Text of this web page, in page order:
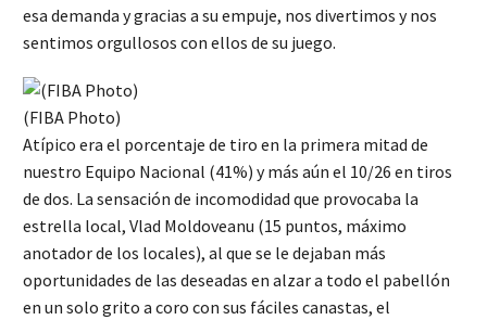
esa demanda y gracias a su empuje, nos divertimos y nos
sentimos orgullosos con ellos de su juego.
(FIBA Photo)
Atípico era el porcentaje de tiro en la primera mitad de
nuestro Equipo Nacional (41%) y más aún el 10/26 en tiros
de dos. La sensación de incomodidad que provocaba la
estrella local, Vlad Moldoveanu (15 puntos, máximo
anotador de los locales), al que se le dejaban más
oportunidades de las deseadas en alzar a todo el pabellón
en un solo grito a coro con sus fáciles canastas, el